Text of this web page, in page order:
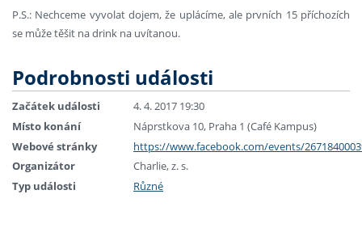
P.S.: Nechceme vyvolat dojem, že uplácíme, ale prvních 15 příchozích
se může těšit na drink na uvítanou.
Podrobnosti události
Začátek události
4. 4. 2017 19:30
Místo konání
Náprstkova 10, Praha 1 (Café Kampus)
Webové stránky
https://www.facebook.com/events/
Organizátor
Charlie, z. s.
Typ události
Různé